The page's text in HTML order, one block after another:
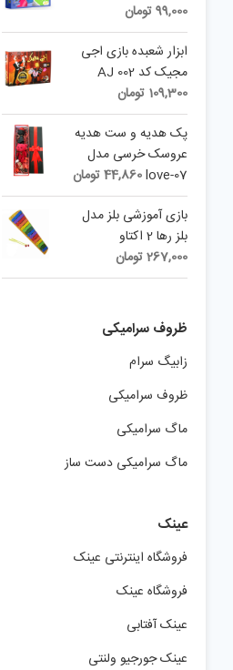
was:
145,000 تومان.
99,000تومان
price
is:
99,000 تومان.
ابزار شعبده بازی اجی
مجیک کد AJ 002
109,300 تومان
پک هدیه و ست هدیه
عروسک خرسی مدل
07-love
44,860تومان
بازی آموزشی بلز مدل
بلز رها 2 اکتاو
267,000تومان
ظروف سرامیکی
زابیگ سرام
ظروف سرامیکی
ماگ سرامیکی
ماگ سرامیکی دست ساز
عینک
فروشگاه اینترنتی عینک
فروشگاه عینک
عینک آفتابی
عینک جورجیو ولنتی